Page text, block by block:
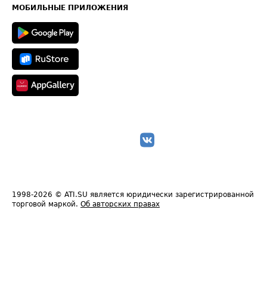
Техническая информация
МОБИЛЬНЫЕ ПРИЛОЖЕНИЯ
1998-2026 © ATI.SU является юридически зарегистрированной
торговой маркой. Об авторских правах